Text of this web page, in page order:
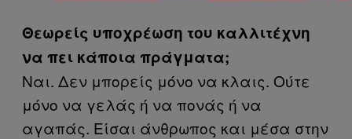
Θεωρείς υποχρέωση του καλλιτέχνη
να πει κάποια πράγματα;
Ναι. Δεν μπορείς μόνο να κλαις. Ούτε
μόνο να γελάς ή να πονάς ή να
αγαπάς. Είσαι άνθρωπος και μέσα στην